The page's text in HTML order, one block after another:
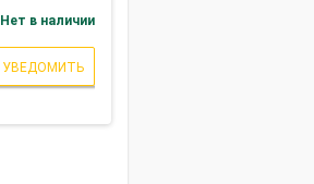
Нет в наличии
УВЕДОМИТЬ